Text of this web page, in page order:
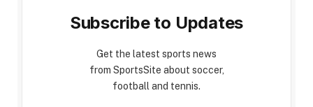
Subscribe to Updates
Get the latest sports news
from SportsSite about soccer,
football and tennis.